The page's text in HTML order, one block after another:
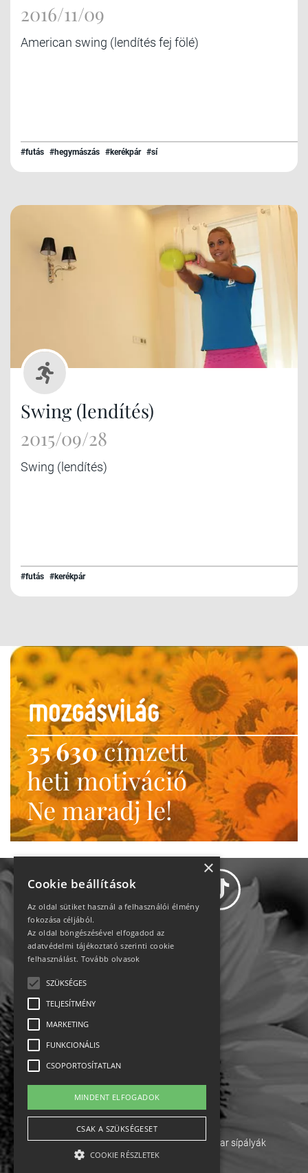
2016/11/09
American swing (lendítés fej fölé)
#futás #hegymászás #kerékpár #sí
Swing (lendítés)
2015/09/28
Swing (lendítés)
#futás #kerékpár
35 630címzett
heti motiváció
Ne maradj le!
Adatvédelem
Impresszum-kapcsolat
English
Ebike Osztrák sípályák Magyar sípályák
×
Cookie beállítások
Az oldal sütiket használ a felhasználói élmény
fokozása céljából.
Az oldal böngészésével elfogadod az
adatvédelmi tájékoztató szerinti cookie
felhasználást. Tovább olvasok
SZÜKSÉGES
TELJESÍTMÉNY
MARKETING
FUNKCIONÁLIS
CSOPORTOSÍTATLAN
MINDENT ELFOGADOK
CSAK A SZÜKSÉGESET
COOKIE RÉSZLETEK